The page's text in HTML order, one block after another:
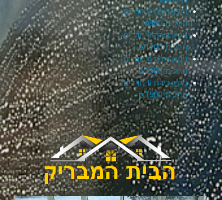
ניקיון דירת 2 חדרים
החל מ-₪800
ניקיון דירת 3 חדרים
החל מ-₪1100
ניקיון דירת 4 חדרים
החל מ-₪1300
ניקיון דירת 5 חדרים
החל מ-₪1500